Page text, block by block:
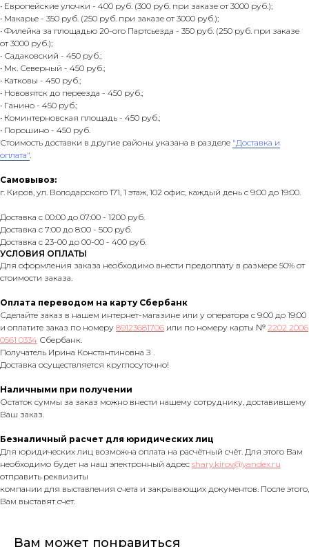
• Европейские улочки - 400 руб. (300 руб. при заказе от 3000 руб.);
• Макарье - 350 руб. (250 руб. при заказе от 3000 руб.);
• Филейка за площадью 20-ого Партсьезда - 350 руб. (250 руб. при заказе
от 3000 руб.);
• Садаковский - 450 руб.;
• Мк. Северный - 450 руб.;
• Катковы - 450 руб.;
• Нововятск до переезда - 450 руб.;
• Ганино - 450 руб.;
• Коминтерновская площадь - 450 руб.;
• Порошино - 450 руб.
Стоимость доставки в другие районы указана в разделе "Доставка и
оплата".
Самовывоз:
г. Киров, ул. Володарского 171, 1 этаж, 102 офис, каждый день с 9:00 до 19:00.
Доставка с 00:00 до 07:00 - 1200 руб.
Доставка с 7:00 до 8:00 - 500 руб.
Доставка с 23-00 до 00-00 - 400 руб.
УСЛОВИЯ ОПЛАТЫ
Для оформления заказа необходимо внести предоплату в размере 50% от
стоимости заказа.
Оплата переводом на карту Сбербанк
Сделайте заказ в нашем интернет-магазине или у оператора с 9:00 до 19:00
и оплатите заказ по номеру 89123681706 или по номеру карты № 2202 2006
0561 0334 Сбербанк.
Получатель Ирина Константиновна З .
Доставка осуществляется круглосуточно!
Наличными при получении
Остаток суммы за заказ можно внести нашему сотруднику, доставившему
Ваш заказ.
Безналичный расчет для юридических лиц
Для юридических лиц возможна оплата на расчётный счёт. Для этого Вам
необходимо будет на наш электронный адрес shary.kirov@yandex.ru
отправить реквизиты
компании для выставления счета и закрывающих документов. После этого,
Вам выставят счет.
Вам может понравиться